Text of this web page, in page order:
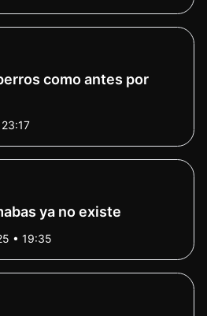
como antes por
ya no existe
• 19:35